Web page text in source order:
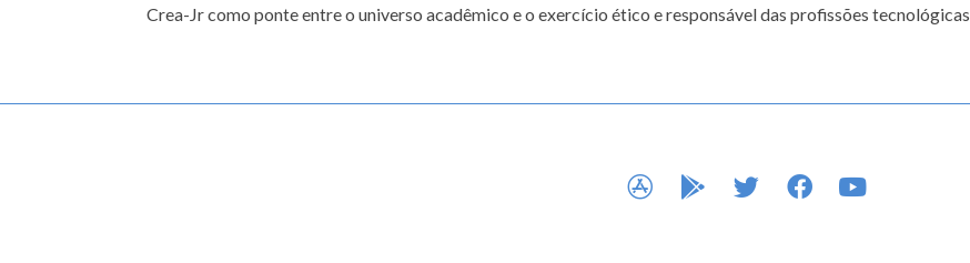
Crea-Jr como ponte entre o universo acadêmico e o exercício ético e responsável das profissões tecnológicas.
APP STOREGOOGLE PLAY
TWITTERFACEBOOK